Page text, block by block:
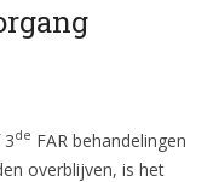
de FAR behandelingen
overblijven, is het